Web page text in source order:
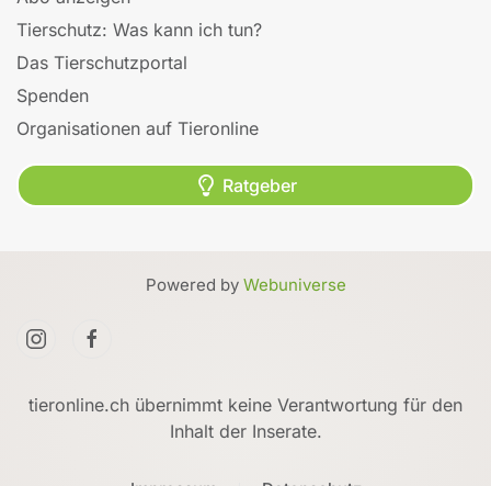
Tierschutz: Was kann ich tun?
Das Tierschutzportal
Spenden
Organisationen auf Tieronline
Ratgeber
Powered by Webuniverse
tieronline.ch übernimmt keine Verantwortung für den
Inhalt der Inserate.